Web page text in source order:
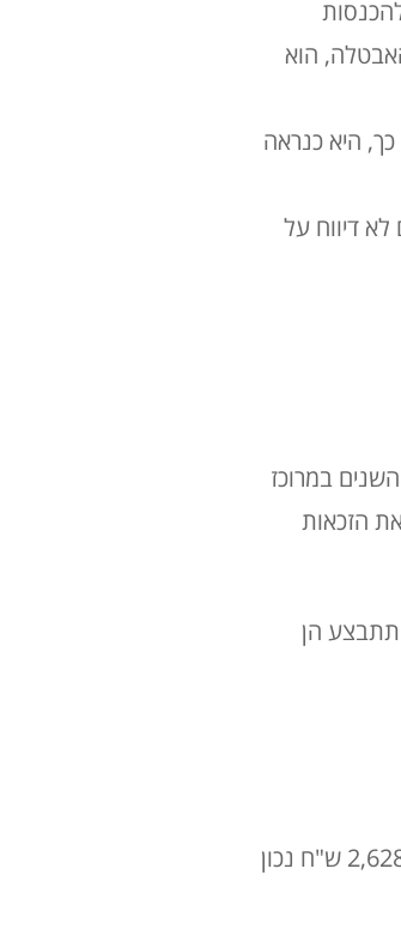
הוא
היא כנראה
דיווח על
במרוכז
הזכאות
תתבצע הן
נקודות זיכוי ממס הכנסה הן סכום המקוזז מהמס שעל העובד לשלם עבור שנת עבודה. כל נקודה שווה כ-2,628 ש"ח נכון